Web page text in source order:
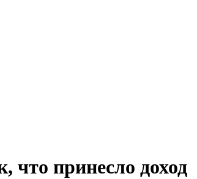
что принесло доход